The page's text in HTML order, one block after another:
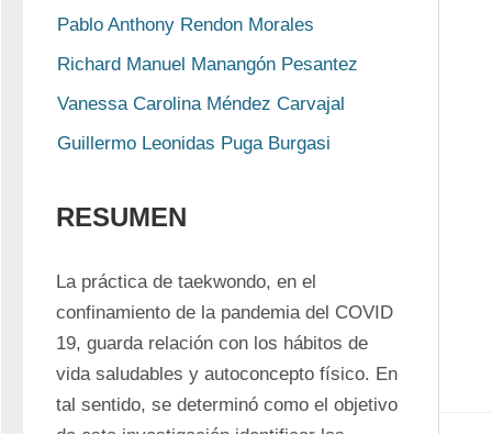
Pablo Anthony Rendon Morales
Richard Manuel Manangón Pesantez
Vanessa Carolina Méndez Carvajal
Guillermo Leonidas Puga Burgasi
RESUMEN
La práctica de taekwondo, en el
confinamiento de la pandemia del COVID
19, guarda relación con los hábitos de
vida saludables y autoconcepto físico. En
tal sentido, se determinó como el objetivo